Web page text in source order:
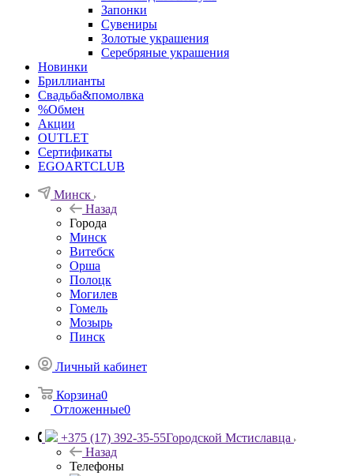
Запонки
Сувениры
Золотые украшения
Серебряные украшения
Новинки
Бриллианты
Свадьба&помолвка
%Обмен
Акции
OUTLET
Сертификаты
EGOARTCLUB
Минск
Назад
Города
Минск
Витебск
Орша
Полоцк
Могилев
Гомель
Мозырь
Пинск
Личный кабинет
Корзина0
Отложенные0
+375 (17) 392-35-55Городской Мстиславца
Назад
Телефоны